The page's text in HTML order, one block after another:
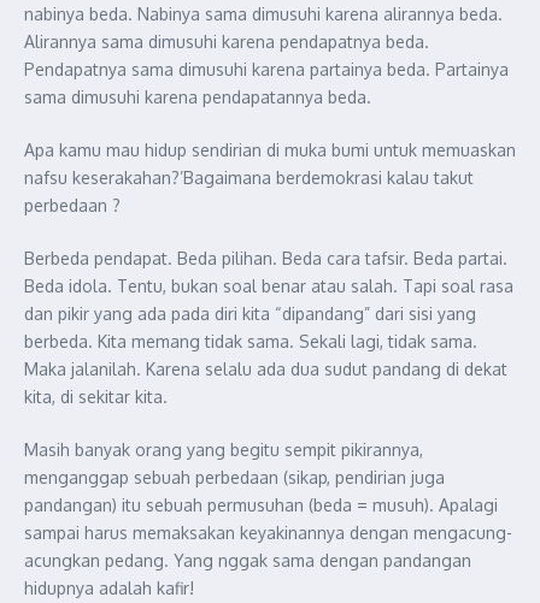
nabinya beda. Nabinya sama dimusuhi karena alirannya beda.
Alirannya sama dimusuhi karena pendapatnya beda.
Pendapatnya sama dimusuhi karena partainya beda. Partainya
sama dimusuhi karena pendapatannya beda.
Apa kamu mau hidup sendirian di muka bumi untuk memuaskan
nafsu keserakahan?’Bagaimana berdemokrasi kalau takut
perbedaan ?
Berbeda pendapat. Beda pilihan. Beda cara tafsir. Beda partai.
Beda idola. Tentu, bukan soal benar atau salah. Tapi soal rasa
dan pikir yang ada pada diri kita “dipandang” dari sisi yang
berbeda. Kita memang tidak sama. Sekali lagi, tidak sama.
Maka jalanilah. Karena selalu ada dua sudut pandang di dekat
kita, di sekitar kita.
Masih banyak orang yang begitu sempit pikirannya,
menganggap sebuah perbedaan (sikap, pendirian juga
pandangan) itu sebuah permusuhan (beda = musuh). Apalagi
sampai harus memaksakan keyakinannya dengan mengacung-
acungkan pedang. Yang nggak sama dengan pandangan
hidupnya adalah kafir!